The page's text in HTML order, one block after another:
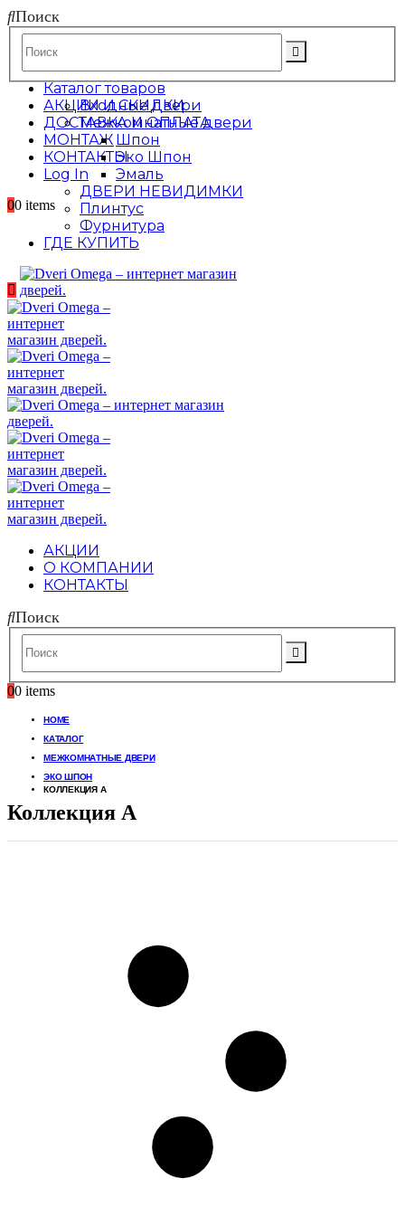
Поиск
АКЦИИ И СКИДКИ
ДОСТАВКА И ОПЛАТА
МОНТАЖ
КОНТАКТЫ
Log In
00 items
Каталог товаров
Входные двери
Межкомнатные двери
Шпон
Эко Шпон
Эмаль
ДВЕРИ НЕВИДИМКИ
Плинтус
Фурнитура
ГДЕ КУПИТЬ
АКЦИИ
О КОМПАНИИ
КОНТАКТЫ
Поиск
00 items
HOME
КАТАЛОГ
МЕЖКОМНАТНЫЕ ДВЕРИ
ЭКО ШПОН
КОЛЛЕКЦИЯ A
Коллекция A